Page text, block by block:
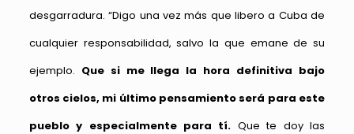
desgarradura. “Digo una vez más que libero a Cuba de
cualquier responsabilidad, salvo la que emane de su
ejemplo. Que si me llega la hora definitiva bajo
otros cielos, mi último pensamiento será para este
pueblo y especialmente para tí. Que te doy las